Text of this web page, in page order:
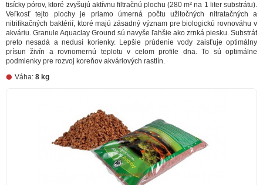
tisícky pórov, ktoré zvyšujú aktívnu filtračnú plochu (280 m² na 1 liter substrátu).
Veľkosť tejto plochy je priamo úmerná počtu užitočných nitratačných a
nitrifikačných baktérií, ktoré majú zásadný význam pre biologickú rovnováhu v
akváriu. Granule Aquaclay Ground sú navyše ľahšie ako zrnká piesku. Substrát
preto nesadá a nedusí korienky. Lepšie prúdenie vody zaisťuje optimálny
prísun živín a rovnomernú teplotu v celom profile dna. To sú optimálne
podmienky pre rozvoj koreňov akváriových rastlín.
Váha: 8 kg